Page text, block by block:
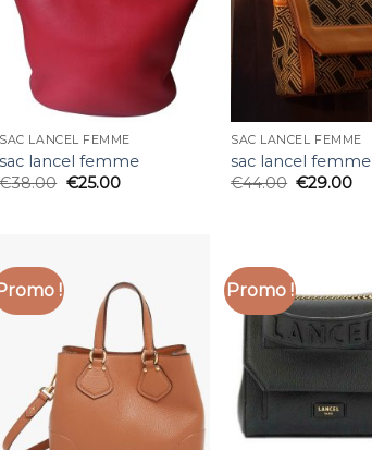
SAC LANCEL FEMME
sac lancel femme
€38.00 €25.00
SAC LANCEL FEMME
sac lancel femme
€44.00 €29.00
! Promo !